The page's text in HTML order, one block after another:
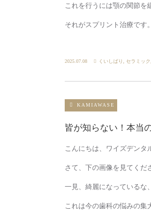
これを行うには顎の関節を
それがスプリント治療です。
2025.07.08 くいしばり セラミック
KAMIAWASE
皆が知らない！本
こんにちは、ワイズデンタ
さて、下の画像を見てくだ
一見、綺麗になっているな
これは今の歯科の悩みの集